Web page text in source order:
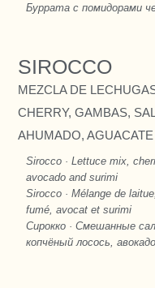
Буррата с помидорами
SIROCCO
MEZCLA DE
CHERRY, GAMBAS,
AHUMADO,
Sirocco · Lettuce mix,
avocado and surimi
Sirocco · Mélange de
fumé, avocat et surimi
Сирокко · Смешанные
копчёный лосось,